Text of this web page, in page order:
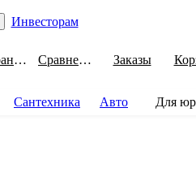
Инвесторам
Избранное Сравнение Заказы
Сантехника Авто Для